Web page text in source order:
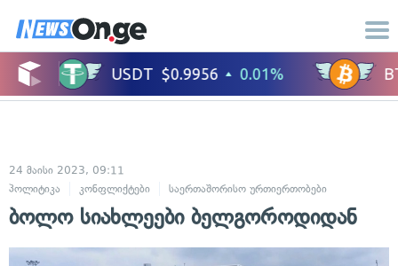
24 მაისი 2023, 09:11
პოლიტიკა
კონფლიქტები საერთაშორისო ურთიერთობები
ბოლო სიახლეები ბელგოროდიდან